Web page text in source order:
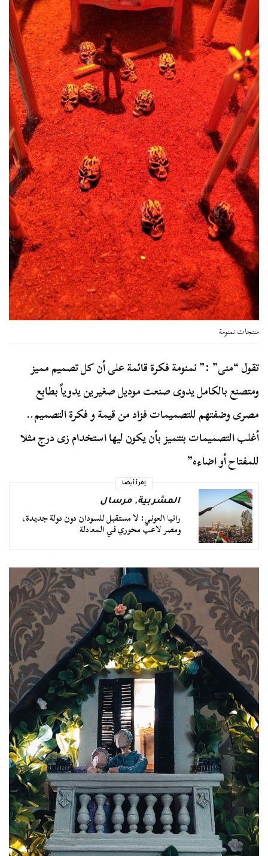
منتجات نمنومة
تقول “منى” :” نمنومة فكرة قائمة على أن كل تصميم مميز
ومتصنع بالكامل يدوى صنعت موديل صغيرين يدوياً بطابع
مصرى وضفتهم للتصميمات فزاد من قيمة و فكرة التصميم..
أغلب التصميمات بتتميز بأن يكون ليها استخدام زى درج مثلا
للمفتاح أو اضاءه”
إقرأ أيضا
المشربية,مرسال
رانيا العوني: لا مستقبل للسودان دون دولة جديدة،
ومصر لاعب محوري في المعادلة